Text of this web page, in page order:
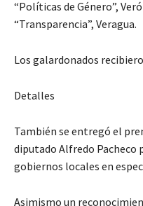
“Políticas de Género”,
“Transparencia”, Veragua.
Los galardonados
Detalles
También se entregó el
diputado Alfredo Pacheco
gobiernos locales en
Asimismo un